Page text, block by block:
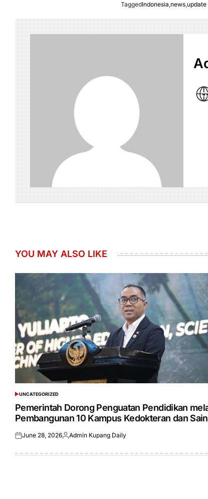
TaggedIndonesia,news,update
YOU MAY ALSO LIKE
POSTED
IN
UNCATEGORIZED
Pemerintah Dorong Penguatan Pendidikan
Pembangunan 10 Kampus Kedokteran dan
Posted
June 28, 2026Posted
Admin Kupang Daily